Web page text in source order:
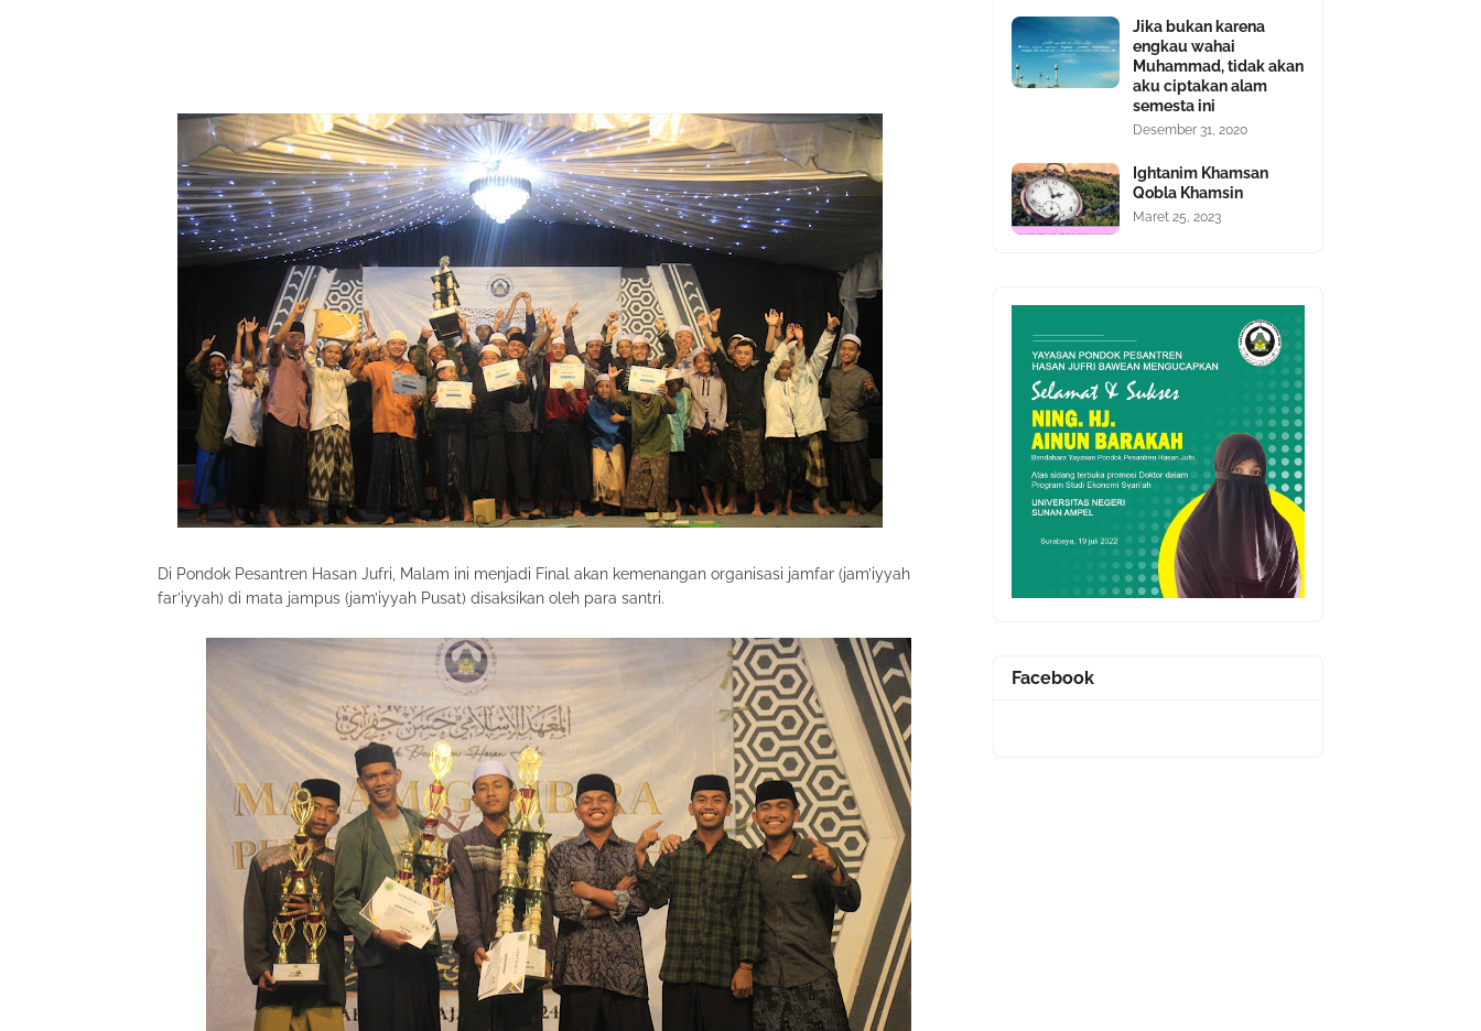
Di Pondok Pesantren Hasan Jufri, Malam ini menjadi Final akan kemenangan organisasi jamfar (jam’iyyah
far’iyyah) di mata jampus (jam’iyyah Pusat) disaksikan oleh para santri.
Jika bukan karena
engkau wahai
Muhammad, tidak akan
aku ciptakan alam
semesta ini
Desember 31, 2020
Ightanim Khamsan
Qobla Khamsin
Maret 25, 2023
Facebook